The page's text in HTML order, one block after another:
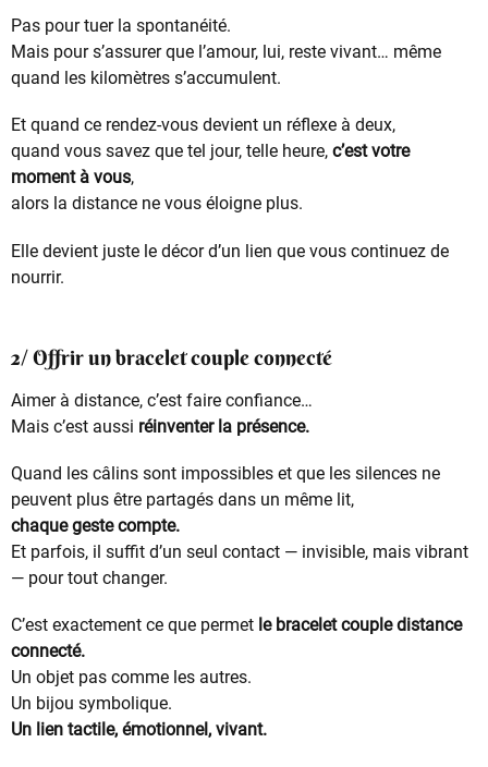
Pas pour tuer la spontanéité.
Mais pour s’assurer que l’amour, lui, reste vivant… même
quand les kilomètres s’accumulent.
Et quand ce rendez-vous devient un réflexe à deux,
quand vous savez que tel jour, telle heure, c’est votre
moment à vous,
alors la distance ne vous éloigne plus.
Elle devient juste le décor d’un lien que vous continuez de
nourrir.
2/ Offrir un bracelet couple connecté
Aimer à distance, c’est faire confiance…
Mais c’est aussi réinventer la présence.
Quand les câlins sont impossibles et que les silences ne
peuvent plus être partagés dans un même lit,
chaque geste compte.
Et parfois, il suffit d’un seul contact — invisible, mais vibrant
— pour tout changer.
C’est exactement ce que permet le bracelet couple distance
connecté.
Un objet pas comme les autres.
Un bijou symbolique.
Un lien tactile, émotionnel, vivant.